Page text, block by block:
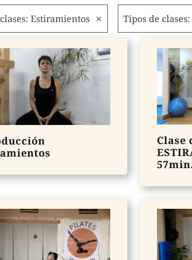
Estiramientos Tipos de
Clase